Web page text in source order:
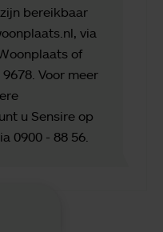
bereikbaar
via
of
Voor meer
u Sensire op
0900 - 88 56.